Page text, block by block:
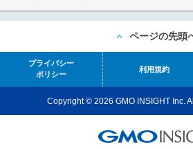
ページの先頭
プライバシー
ポリシー
利用規約
Copyright © 2026 GMO INSIGHT Inc.